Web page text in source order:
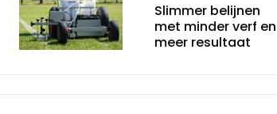
Slimmer belijnen
met minder verf en
meer resultaat